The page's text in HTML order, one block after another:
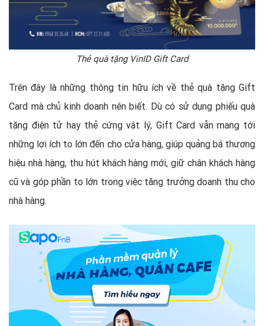
Thẻ quà tặng VinID Gift Card
Trên đây là những thông tin hữu ích về thẻ quà tặng Gift
Card mà chủ kinh doanh nên biết. Dù có sử dụng phiếu quà
tặng điện tử hay thẻ cứng vật lý, Gift Card vẫn mang tới
những lợi ích to lớn đến cho cửa hàng, giúp quảng bá thương
hiệu nhà hàng, thu hút khách hàng mới, giữ chân khách hàng
cũ và góp phần to lớn trong việc tăng trưởng doanh thu cho
nhà hàng.